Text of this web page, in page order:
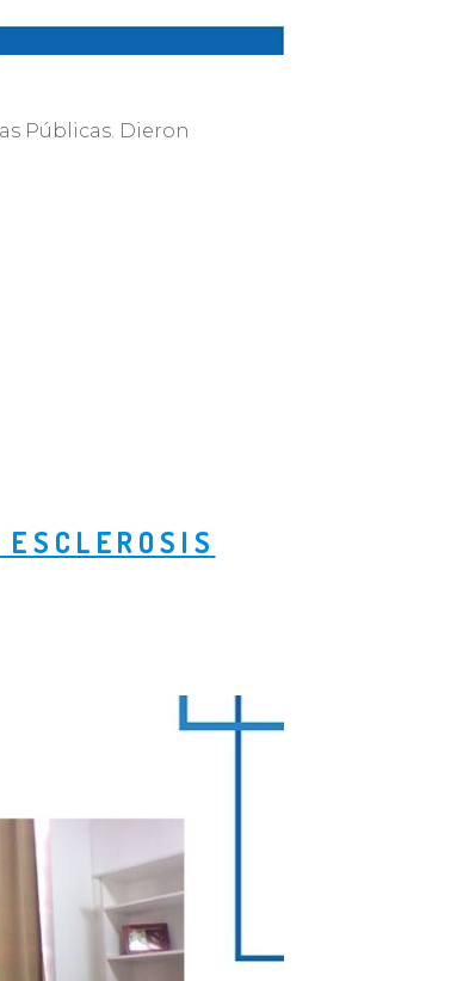
Públicas. Dieron